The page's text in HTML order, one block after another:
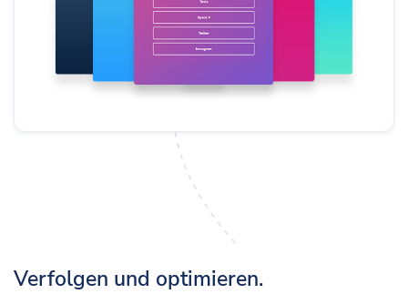
Verfolgen und optimieren.